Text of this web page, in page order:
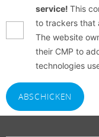
service! This
to trackers that
The website
their CMP to
technologies
ABSCHICKEN